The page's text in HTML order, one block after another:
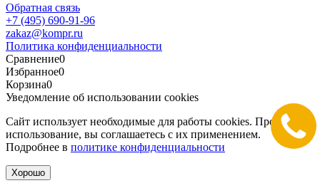
Обратная связь
+7 (495) 690-91-96
zakaz@kompr.ru
Политика конфиденциальности
Сравнение0
Избранное0
Корзина0
Уведомление об использовании cookies
Сайт использует необходимые для работы cookies. Продолжая
использование, вы соглашаетесь с их применением.
Подробнее в политике конфиденциальности
Хорошо